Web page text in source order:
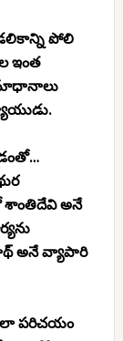
పోలి
ఇంత
శాంతిదేవి అనే
నాథ్ అనే వ్యాపారి
పరిచయం